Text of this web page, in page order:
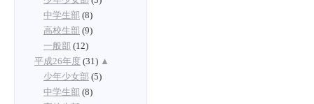
中学生部 (8)
高校生部 (9)
一般部 (12)
平成26年度 (31) ▲
少年少女部 (5)
中学生部 (8)